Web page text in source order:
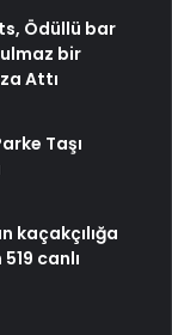
Ödüllü bar
bir
Attı
Taşı
kaçakçılığa
canlı